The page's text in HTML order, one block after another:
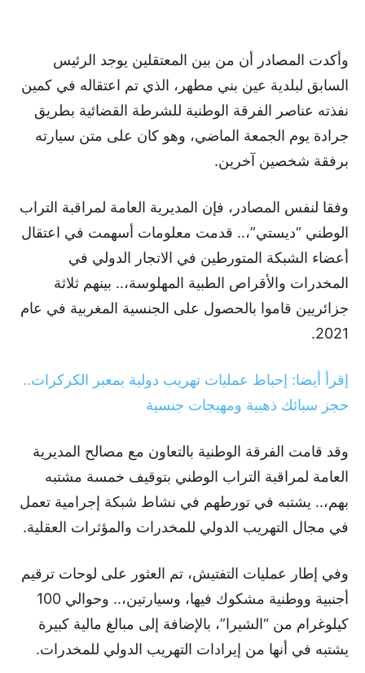
وأكدت المصادر أن من بين المعتقلين يوجد الرئيس
السابق لبلدية عين بني مطهر، الذي تم اعتقاله في كمين
نفذته عناصر الفرقة الوطنية للشرطة القضائية بطريق
جرادة يوم الجمعة الماضي، وهو كان على متن سيارته
برفقة شخصين آخرين.
وفقا لنفس المصادر، فإن المديرية العامة لمراقبة التراب
الوطني “ديستي”،.. قدمت معلومات أسهمت في اعتقال
أعضاء الشبكة المتورطين في الاتجار الدولي في
المخدرات والأقراص الطبية المهلوسة،.. بينهم ثلاثة
جزائريين قاموا بالحصول على الجنسية المغربية في عام
2021.
إقرأ أيضا: إحباط عمليات تهريب دولية بمعبر الكركرات..
حجز سبائك ذهبية ومهيجات جنسية
وقد قامت الفرقة الوطنية بالتعاون مع مصالح المديرية
العامة لمراقبة التراب الوطني بتوقيف خمسة مشتبه
بهم،.. يشتبه في تورطهم في نشاط شبكة إجرامية تعمل
في مجال التهريب الدولي للمخدرات والمؤثرات العقلية.
وفي إطار عمليات التفتيش، تم العثور على لوحات ترقيم
أجنبية ووطنية مشكوك فيها، وسيارتين،.. وحوالي 100
كيلوغرام من “الشيرا”، بالإضافة إلى مبالغ مالية كبيرة
يشتبه في أنها من إيرادات التهريب الدولي للمخدرات.